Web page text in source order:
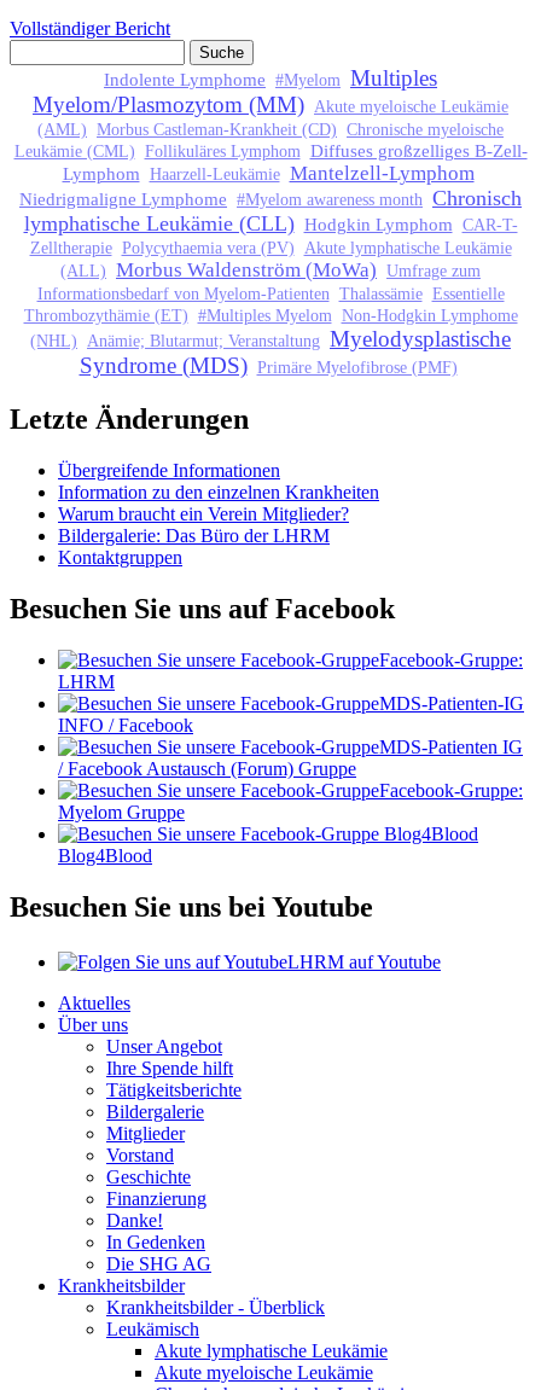
Vollständiger Bericht
SuchformularIndolente Lymphome #Myelom Multiples
Myelom/Plasmozytom (MM) Akute myeloische Leukämie
(AML) Morbus Castleman-Krankheit (CD) Chronische myeloische
Leukämie (CML) Follikuläres Lymphom Diffuses großzelliges B-Zell-
Lymphom Haarzell-Leukämie Mantelzell-Lymphom
Niedrigmaligne Lymphome #Myelom awareness month Chronisch
lymphatische Leukämie (CLL) Hodgkin Lymphom CAR-T-
Zelltherapie Polycythaemia vera (PV) Akute lymphatische Leukämie
(ALL) Morbus Waldenström (MoWa) Umfrage zum
Informationsbedarf von Myelom-Patienten Thalassämie Essentielle
Thrombozythämie (ET) #Multiples Myelom Non-Hodgkin Lymphome
(NHL) Anämie; Blutarmut; Veranstaltung Myelodysplastische
Syndrome (MDS) Primäre Myelofibrose (PMF)
Letzte Änderungen
Übergreifende Informationen
Information zu den einzelnen Krankheiten
Warum braucht ein Verein Mitglieder?
Bildergalerie: Das Büro der LHRM
Kontaktgruppen
Besuchen Sie uns auf Facebook
Facebook-Gruppe:
LHRM
MDS-Patienten-IG
INFO / Facebook
MDS-Patienten IG
/ Facebook Austausch (Forum) Gruppe
Facebook-Gruppe:
Myelom Gruppe
Blog4Blood
Besuchen Sie uns bei Youtube
LHRM auf Youtube
Aktuelles
Über uns
Unser Angebot
Ihre Spende hilft
Tätigkeitsberichte
Bildergalerie
Mitglieder
Vorstand
Geschichte
Finanzierung
Danke!
In Gedenken
Die SHG AG
Krankheitsbilder
Krankheitsbilder - Überblick
Leukämisch
Akute lymphatische Leukämie
Akute myeloische Leukämie